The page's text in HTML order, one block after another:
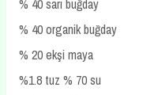
% 40 sarı buğday
% 40 organik buğday
% 20 ekşi maya
%1.8 tuz % 70 su